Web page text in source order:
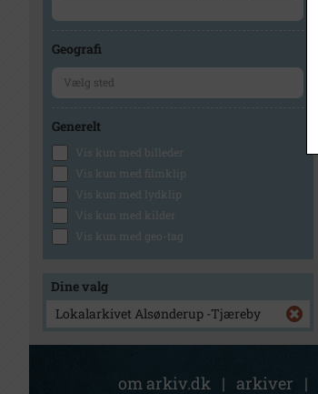
Geografi
Generelt
Vis kun med billeder
Vis kun med filmklip
Vis kun med lydklip
Vis kun med kilder
Vis kun med geo-tag
Dine valg
Lokalarkivet Alsønderup -Tjæreby
om arkiv.dk | arkiver |